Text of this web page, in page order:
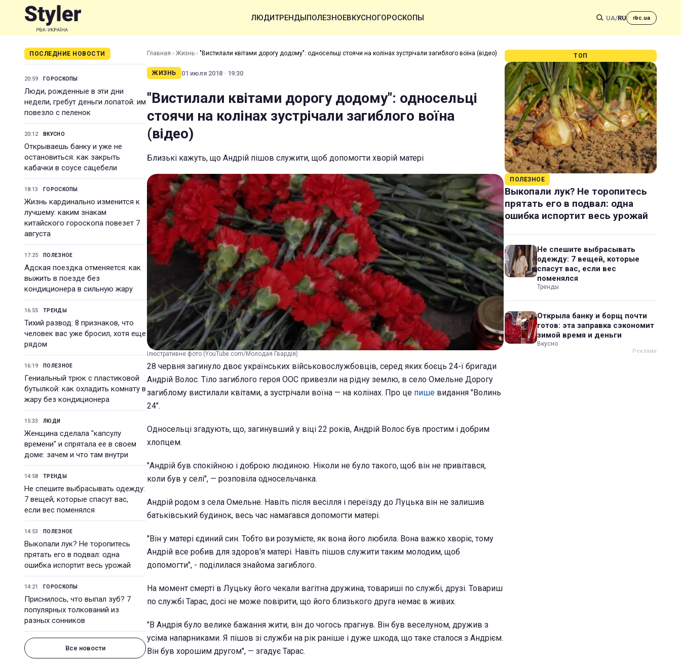
ЛЮДИТРЕНДЫПОЛЕЗНОЕВКУСНОГОРОСКОПЫ UA/RU rbc.ua
ПОСЛЕДНИЕ НОВОСТИ
20:59 ГОРОСКОПЫ
Люди, рожденные в эти дни
недели, гребут деньги лопатой: им
повезло с пеленок
20:12 ВКУСНО
Открываешь банку и уже не
остановиться: как закрыть
кабачки в соусе сацебели
18:13 ГОРОСКОПЫ
Жизнь кардинально изменится к
лучшему: каким знакам
китайского гороскопа повезет 7
августа
17:25 ПОЛЕЗНОЕ
Адская поездка отменяется: как
выжить в поезде без
кондиционера в сильную жару
16:55 ТРЕНДЫ
Тихий развод: 8 признаков, что
человек вас уже бросил, хотя еще
рядом
16:19 ПОЛЕЗНОЕ
Гениальный трюк с пластиковой
бутылкой: как охладить комнату в
жару без кондиционера
15:33 ЛЮДИ
Женщина сделала "капсулу
времени" и спрятала ее в своем
доме: зачем и что там внутри
14:58 ТРЕНДЫ
Не спешите выбрасывать одежду:
7 вещей, которые спасут вас,
если вес поменялся
14:53 ПОЛЕЗНОЕ
Выкопали лук? Не торопитесь
прятать его в подвал: одна
ошибка испортит весь урожай
14:21 ГОРОСКОПЫ
Приснилось, что выпал зуб? 7
популярных толкований из
разных сонников
Все новости
Главная › Жизнь › "Вистилали квітами дорогу додому": односельці стоячи на колінах зустрічали загиблого воїна (відео)
ЖИЗНЬ 01 июля 2018 · 19:30
"Вистилали квітами дорогу додому": односельці
стоячи на колінах зустрічали загиблого воїна
(відео)
Близькі кажуть, що Андрій пішов служити, щоб допомогти хворій матері
Ілюстративне фото (YouTube.com/Молодая Гвардія)
28 червня загинуло двоє українських військовослужбовців, серед яких боєць 24-ї бригади
Андрій Волос. Тіло загиблого героя ООС привезли на рідну землю, в село Омельне Дорогу
загиблому вистилали квітами, а зустрічали воїна — на колінах. Про це пише видання "Волинь
24".
Односельці згадують, що, загинувший у віці 22 років, Андрій Волос був простим і добрим
хлопцем.
"Андрій був спокійною і доброю людиною. Ніколи не було такого, щоб він не привітався,
коли був у селі", — розповіла односельчанка.
Андрій родом з села Омельне. Навіть після весілля і переїзду до Луцька він не залишив
батьківський будинок, весь час намагався допомогти матері.
"Він у матері єдиний син. Тобто ви розумієте, як вона його любила. Вона важко хворіє, тому
Андрій все робив для здоров'я матері. Навіть пішов служити таким молодим, щоб
допомогти", - поділилася знайома загиблого.
На момент смерті в Луцьку його чекали вагітна дружина, товариші по службі, друзі. Товариш
по службі Тарас, досі не може повірити, що його близького друга немає в живих.
"В Андрія було велике бажання жити, він до чогось прагнув. Він був веселуном, дружив з
усіма напарниками. Я пішов зі служби на рік раніше і дуже шкода, що таке сталося з Андрієм.
Він був хорошим другом", — згадує Тарас.
ТОП
ПОЛЕЗНОЕ
Выкопали лук? Не торопитесь
прятать его в подвал: одна
ошибка испортит весь урожай
Не спешите выбрасывать
одежду: 7 вещей, которые
спасут вас, если вес
поменялся
Тренды
Открыла банку и борщ почти
готов: эта заправка сэкономит
зимой время и деньги
Вкусно